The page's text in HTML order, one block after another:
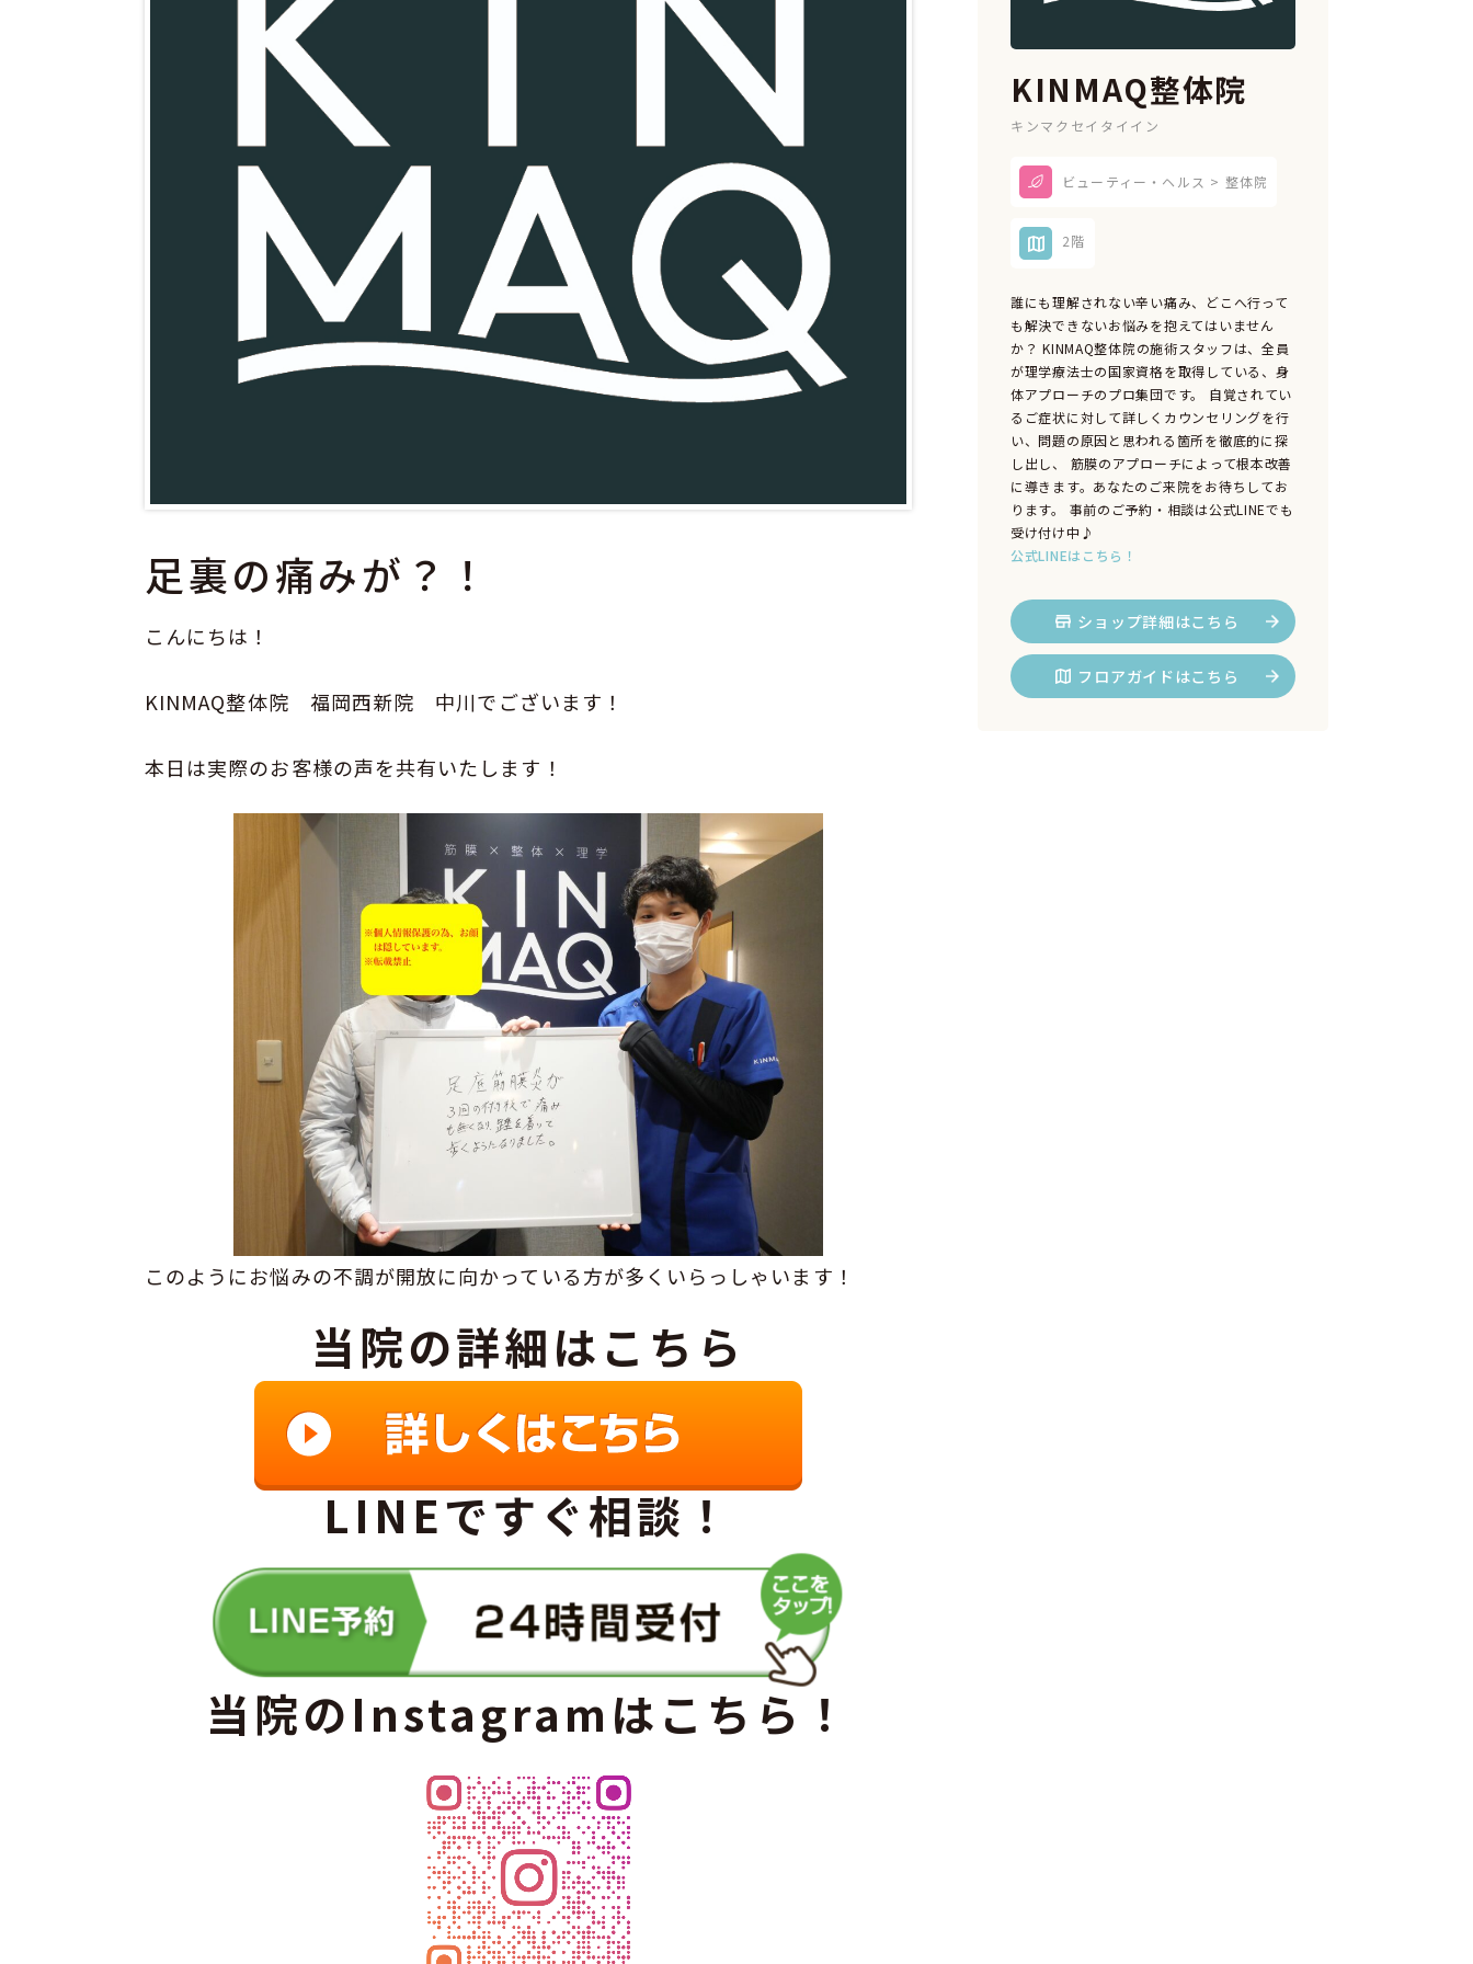
足裏の痛みが？！
こんにちは！
KINMAQ整体院 福岡西新院 中川でございます！
本日は実際のお客様の声を共有いたします！
このようにお悩みの不調が開放に向かっている方が多くいらっしゃいます！
当院の詳細はこちら
LINEですぐ相談！
当院のInstagramはこちら！
KINMAQ整体院
キンマクセイタイイン
ビューティー・ヘルス > 整体院
2階
誰にも理解されない辛い痛み、どこへ行って
も解決できないお悩みを抱えてはいません
か？ KINMAQ整体院の施術スタッフは、全員
が理学療法士の国家資格を取得している、身
体アプローチのプロ集団です。 自覚されてい
るご症状に対して詳しくカウンセリングを行
い、問題の原因と思われる箇所を徹底的に探
し出し、 筋膜のアプローチによって根本改善
に導きます。あなたのご来院をお待ちしてお
ります。 事前のご予約・相談は公式LINEでも
受け付け中♪
公式LINEはこちら！
ショップ詳細はこちら
フロアガイドはこちら